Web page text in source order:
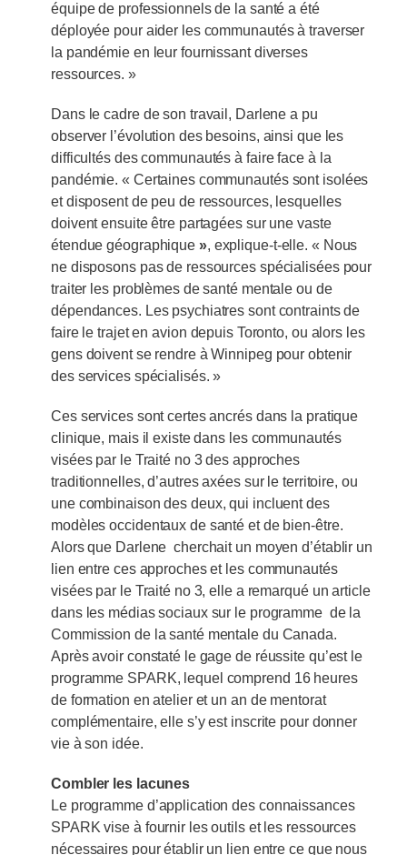
équipe de professionnels de la santé a été
déployée pour aider les communautés à traverser
la pandémie en leur fournissant diverses
ressources. »
Dans le cadre de son travail, Darlene a pu
observer l’évolution des besoins, ainsi que les
difficultés des communautés à faire face à la
pandémie. « Certaines communautés sont isolées
et disposent de peu de ressources, lesquelles
doivent ensuite être partagées sur une vaste
étendue géographique », explique-t-elle. « Nous
ne disposons pas de ressources spécialisées pour
traiter les problèmes de santé mentale ou de
dépendances. Les psychiatres sont contraints de
faire le trajet en avion depuis Toronto, ou alors les
gens doivent se rendre à Winnipeg pour obtenir
des services spécialisés. »
Ces services sont certes ancrés dans la pratique
clinique, mais il existe dans les communautés
visées par le Traité no 3 des approches
traditionnelles, d’autres axées sur le territoire, ou
une combinaison des deux, qui incluent des
modèles occidentaux de santé et de bien-être.
Alors que Darlene cherchait un moyen d’établir un
lien entre ces approches et les communautés
visées par le Traité no 3, elle a remarqué un article
dans les médias sociaux sur le programme de la
Commission de la santé mentale du Canada.
Après avoir constaté le gage de réussite qu’est le
programme SPARK, lequel comprend 16 heures
de formation en atelier et un an de mentorat
complémentaire, elle s’y est inscrite pour donner
vie à son idée.
Combler les lacunes
Le programme d’application des connaissances
SPARK vise à fournir les outils et les ressources
nécessaires pour établir un lien entre ce que nous